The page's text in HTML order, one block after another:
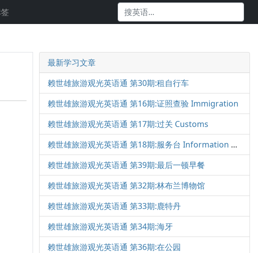
最新学习文章
赖世雄旅游观光英语通 第30期:租自行车
赖世雄旅游观光英语通 第16期:证照查验 Immigration
赖世雄旅游观光英语通 第17期:过关 Customs
赖世雄旅游观光英语通 第18期:服务台 Information Desk
赖世雄旅游观光英语通 第39期:最后一顿早餐
赖世雄旅游观光英语通 第32期:林布兰博物馆
赖世雄旅游观光英语通 第33期:鹿特丹
赖世雄旅游观光英语通 第34期:海牙
赖世雄旅游观光英语通 第36期:在公园